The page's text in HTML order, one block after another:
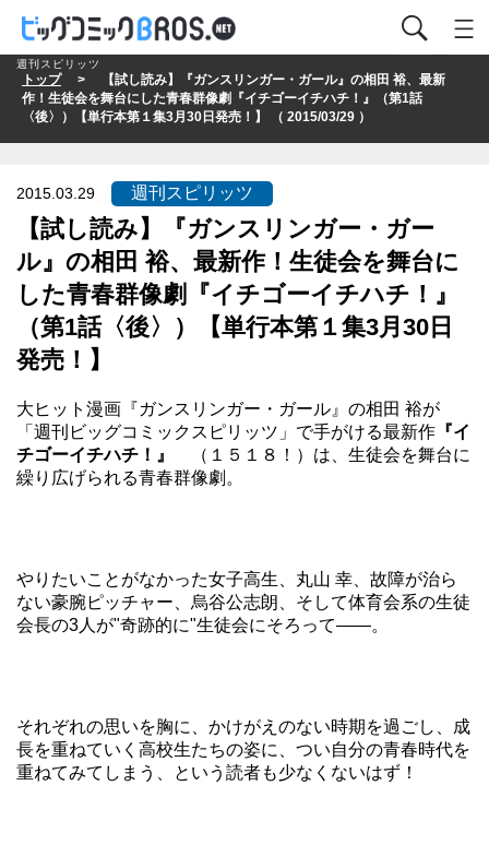
トップ> 【試し読み】『ガンスリンガー・ガール』の相田 裕、最新
作！生徒会を舞台にした青春群像劇『イチゴーイチハチ！』（第1話
〈後〉）【単行本第１集3月30日発売！】 （ 2015/03/29 ）
週刊スピリッツ
2015.03.29
【試し読み】『ガンスリンガー・ガー
ル』の相田 裕、最新作！生徒会を舞台に
した青春群像劇『イチゴーイチハチ！』
（第1話〈後〉）【単行本第１集3月30日
発売！】
週刊スピリッツ
大ヒット漫画『ガンスリンガー・ガール』の相田 裕が
「週刊ビッグコミックスピリッツ」で手がける最新作 『イ
チゴーイチハチ！』
（１５１８！）は、生徒会を舞台に
繰り広げられる青春群像劇。
やりたいことがなかった女子高生、丸山 幸、故障が治ら
ない豪腕ピッチャー、烏谷公志朗、そして体育会系の生徒
会長の3人が"奇跡的に"生徒会にそろって――。
それぞれの思いを胸に、かけがえのない時期を過ごし、成
長を重ねていく高校生たちの姿に、つい自分の青春時代を
重ねてみてしまう、という読者も少なくないはず！